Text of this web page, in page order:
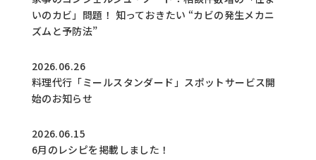
いのカビ」問題！ 知っておきたい “カビの発生メカニ
ズムと予防法”
2026.06.26
料理代行「ミールスタンダード」スポットサービス開
始のお知らせ
2026.06.15
6月のレシピを掲載しました！